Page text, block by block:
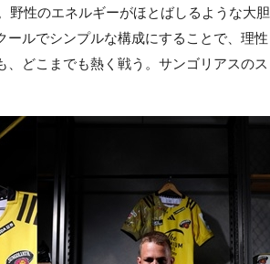
野性のエネルギーがほとばしるような大胆
ルでシンプルな構成にすることで、理性
どこまでも熱く戦う。サンゴリアスのス